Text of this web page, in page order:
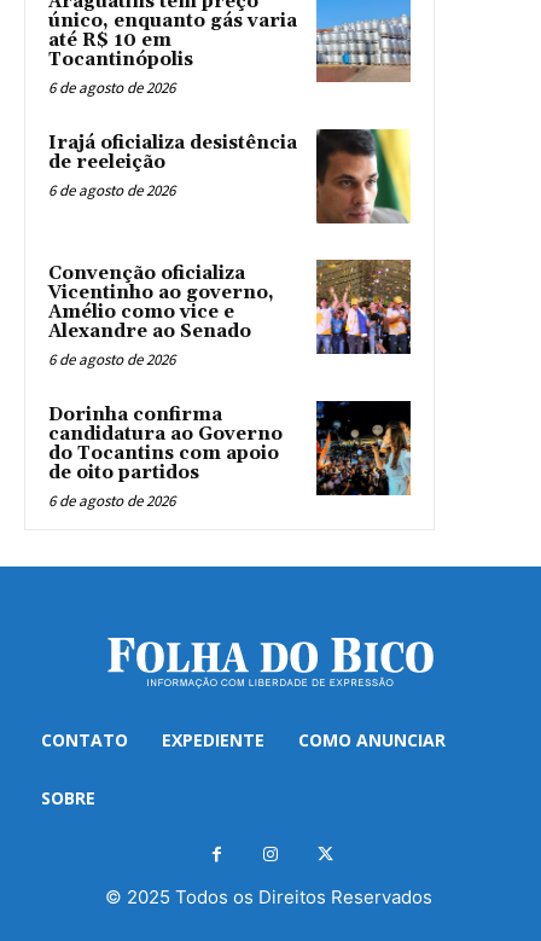
único, enquanto gás varia
até R$ 10 em
Tocantinópolis
6 de agosto de 2026
Irajá oficializa desistência
de reeleição
6 de agosto de 2026
Convenção oficializa
Vicentinho ao governo,
Amélio como vice e
Alexandre ao Senado
6 de agosto de 2026
Dorinha confirma
candidatura ao Governo
do Tocantins com apoio
de oito partidos
6 de agosto de 2026
CONTATO EXPEDIENTE COMO ANUNCIAR
SOBRE
© 2025 Todos os Direitos Reservados